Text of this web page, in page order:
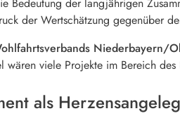
Bedeutung der langjährigen
der Wertschätzung gegenüber
Niederbayern/
viele Projekte im Bereich des
als